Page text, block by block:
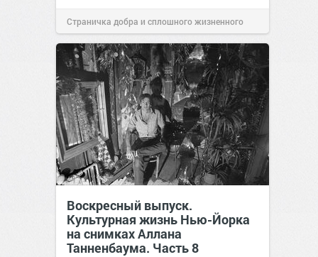
Страничка добра и сплошного жизненного
позитива!00:2907 авг 2026
Воскресный выпуск.
Культурная жизнь Нью-Йорка
на снимках Аллана
Танненбаума. Часть 8